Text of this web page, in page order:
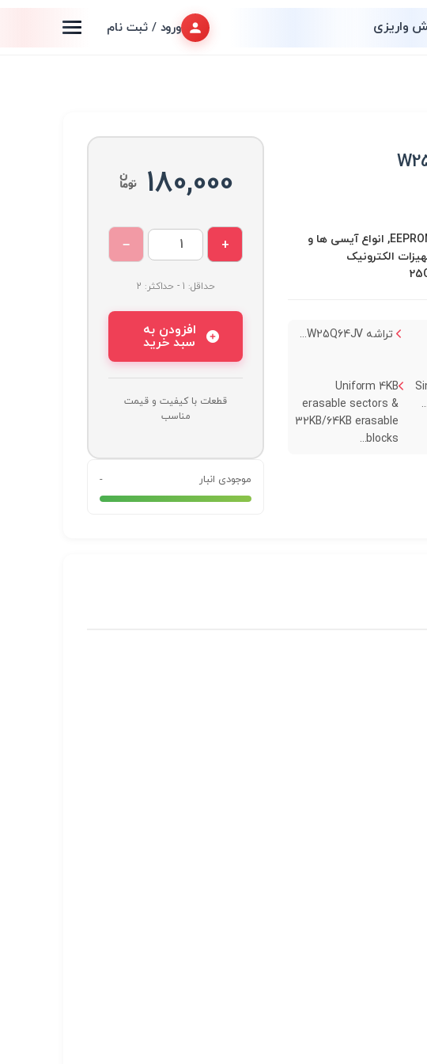
واریزی ورود / ثبت نام
آی سی EEPROM, انواع آیسی ها و
الکترونیک
تراشه W25Q64JV...
Uniform 4KB
erasable sectors &
32KB/64KB erasable
blocks...
180,000
+
−
حداقل: 1 - حداکثر: 2
افزودن به
سبد خرید
قطعات با کیفیت و قیمت
مناسب
موجودی انبار -